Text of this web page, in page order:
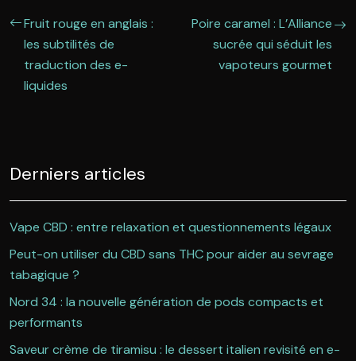
Fruit rouge en anglais :
les subtilités de
traduction des e-
liquides
Poire caramel : L’Alliance
sucrée qui séduit les
vapoteurs gourmet
Derniers articles
Vape CBD : entre relaxation et questionnements légaux
Peut-on utiliser du CBD sans THC pour aider au sevrage
tabagique ?
Nord 34 : la nouvelle génération de pods compacts et
performants
Saveur crème de tiramisu : le dessert italien revisité en e-